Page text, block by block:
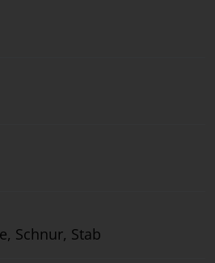
Schnur, Stab